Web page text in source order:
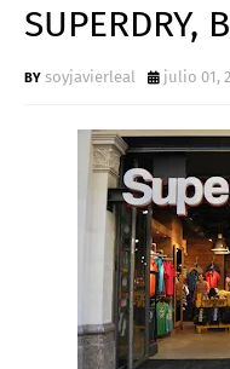
SUPERDRY,
soyjavierleal julio 01,